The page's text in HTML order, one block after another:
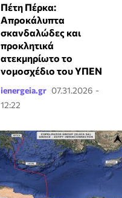
Πέτη Πέρκα:
Απροκάλυπτα
σκανδαλώδες και
προκλητικά
ατεκμηρίωτο το
νομοσχέδιο του ΥΠΕΝ
ienergeia.gr 07.31.2026 -
12:22